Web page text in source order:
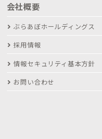
会社概要
ぶらあぼホールディングス
採用情報
情報セキュリティ基本方針
お問い合わせ